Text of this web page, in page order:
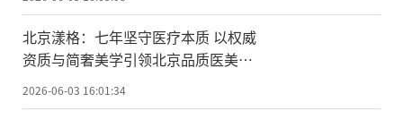
北京漾格：七年坚守医疗本质 以权威
资质与简奢美学引领北京品质医美新
标杆
2026-06-03 16:01:34